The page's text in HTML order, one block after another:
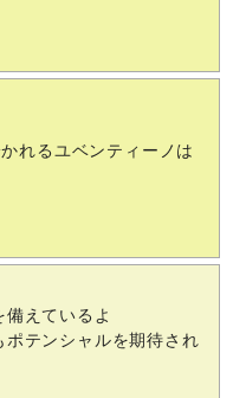
れるユベンティーノは
えているよ
テンシャルを期待され